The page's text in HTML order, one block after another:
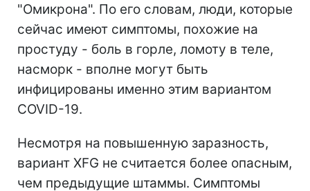
"Омикрона". По его словам, люди, которые
сейчас имеют симптомы, похожие на
простуду - боль в горле, ломоту в теле,
насморк - вполне могут быть
инфицированы именно этим вариантом
COVID-19.
Несмотря на повышенную заразность,
вариант XFG не считается более опасным,
чем предыдущие штаммы. Симптомы